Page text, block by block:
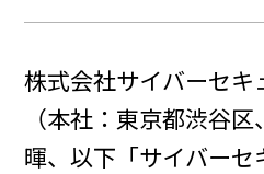
株式会社サイバーセキ
（本社：東京都渋谷
暉、以下「サイバーセ